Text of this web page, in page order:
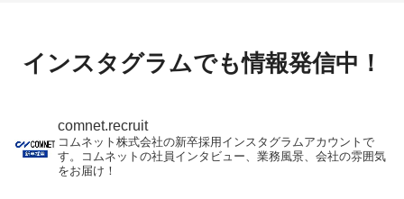
インスタグラムでも情報発信中！
comnet.recruit
コムネット株式会社の新卒採用インスタグラムアカウントで
す。コムネットの社員インタビュー、業務風景、会社の雰囲気
をお届け！